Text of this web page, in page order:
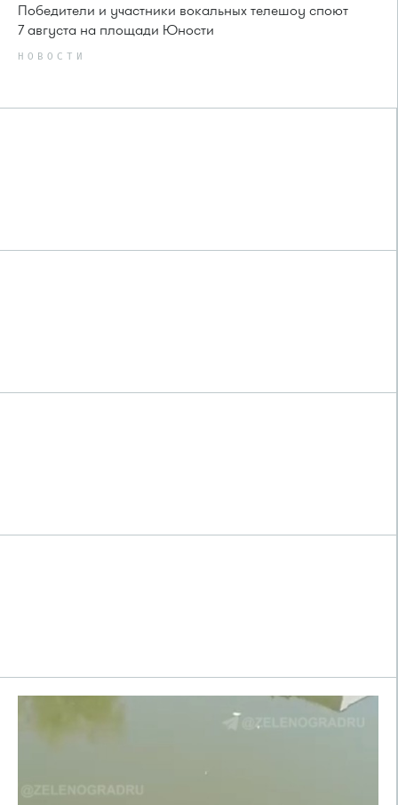
Победители и участники вокальных телешоу споют
7 августа на площади Юности
НОВОСТИ